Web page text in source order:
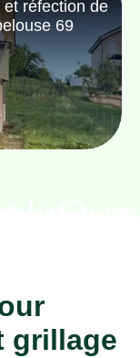
et réfection de
69
grillage